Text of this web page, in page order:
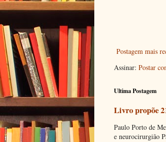
Postagem mais
Assinar: Postar
Ultima Postagem
Livro propõe
Paulo Porto de
e neurocirurgião